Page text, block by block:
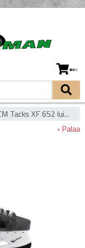
CCM Tacks XF 652 luistin
‹ Palaa